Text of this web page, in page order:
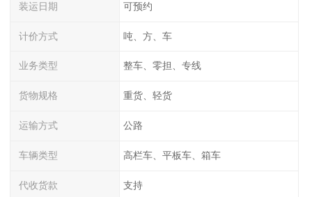
装运日期 可预约
计价方式 吨、方、车
业务类型 整车、零担、专线
货物规格 重货、轻货
运输方式 公路
车辆类型 高栏车、平板车、箱车
代收货款 支持